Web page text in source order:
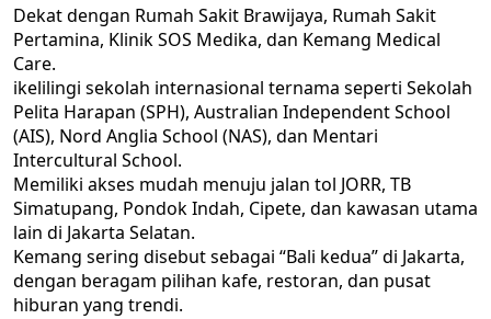
Dekat dengan Rumah Sakit Brawijaya, Rumah Sakit
Pertamina, Klinik SOS Medika, dan Kemang Medical
Care.
ikelilingi sekolah internasional ternama seperti Sekolah
Pelita Harapan (SPH), Australian Independent School
(AIS), Nord Anglia School (NAS), dan Mentari
Intercultural School.
Memiliki akses mudah menuju jalan tol JORR, TB
Simatupang, Pondok Indah, Cipete, dan kawasan utama
lain di Jakarta Selatan.
Kemang sering disebut sebagai “Bali kedua” di Jakarta,
dengan beragam pilihan kafe, restoran, dan pusat
hiburan yang trendi.